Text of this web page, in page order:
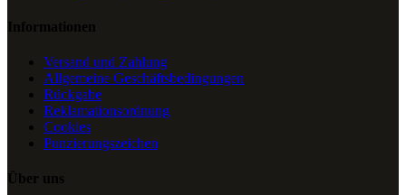
Informationen
Versand und Zahlung
Allgemeine Geschäftsbedingungen
Rückgabe
Reklamationsordnung
Cookies
Punzierungszeichen
Über uns